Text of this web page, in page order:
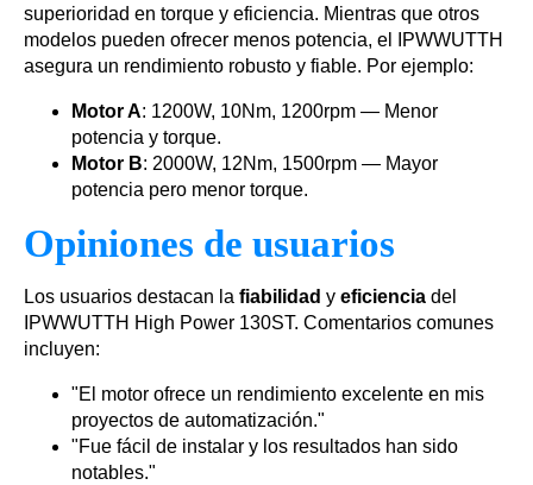
superioridad en torque y eficiencia. Mientras que otros
modelos pueden ofrecer menos potencia, el IPWWUTTH
asegura un rendimiento robusto y fiable. Por ejemplo:
Motor A: 1200W, 10Nm, 1200rpm — Menor
potencia y torque.
Motor B: 2000W, 12Nm, 1500rpm — Mayor
potencia pero menor torque.
Opiniones de usuarios
Los usuarios destacan la fiabilidad y eficiencia del
IPWWUTTH High Power 130ST. Comentarios comunes
incluyen:
"El motor ofrece un rendimiento excelente en mis
proyectos de automatización."
"Fue fácil de instalar y los resultados han sido
notables."